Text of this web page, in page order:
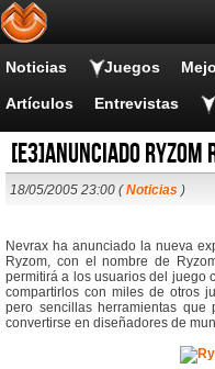
Noticias Juegos
Artículos Entrevistas
[E3]Anunciado Ryzom
18/05/2005 23:00 (Noticias )
Nevrax ha anunciado la nueva
Ryzom, con el nombre de
permitirá a los usuarios del juego
compartirlos con miles de otros
pero sencillas herramientas
convertirse en diseñadores de